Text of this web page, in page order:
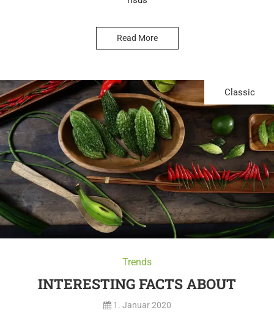
Read More
Trends
INTERESTING FACTS ABOUT
Classic
1. Januar 2020